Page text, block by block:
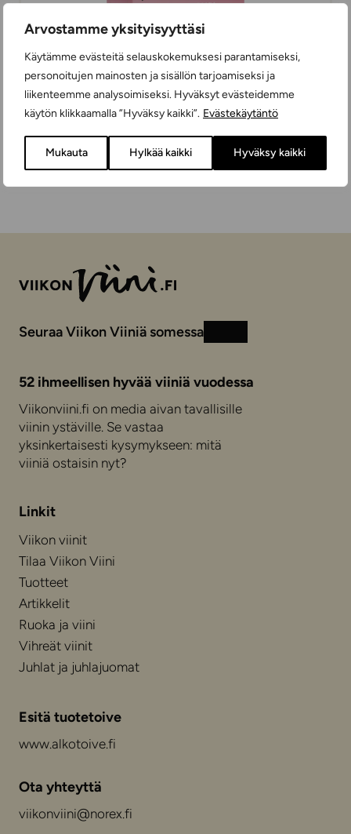
Arvostamme yksityisyyttäsi
Käytämme evästeitä selauskokemuksesi parantamiseksi,
personoitujen mainosten ja sisällön tarjoamiseksi ja
liikenteemme analysoimiseksi. Hyväksyt evästeidemme
käytön klikkaamalla ”Hyväksy kaikki”. Evästekäytäntö
Mukauta Hylkää kaikki Hyväksy kaikki
Segredos Rose BiB
Seuraa Viikon Viiniä somessa
52 ihmeellisen hyvää viiniä vuodessa
Viikonviini.fi on media aivan tavallisille
viinin ystäville. Se vastaa
yksinkertaisesti kysymykseen: mitä
viiniä ostaisin nyt?
Linkit
Viikon viinit
Tilaa Viikon Viini
Tuotteet
Artikkelit
Ruoka ja viini
Vihreät viinit
Juhlat ja juhlajuomat
Esitä tuotetoive
www.alkotoive.fi
Ota yhteyttä
viikonviini@norex.fi